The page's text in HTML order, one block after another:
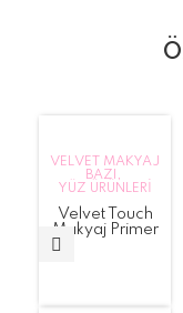
VELVET MAKYAJ
BAZI ,
YÜZ ÜRÜNLERI
Velvet Touch
Makyaj Primer